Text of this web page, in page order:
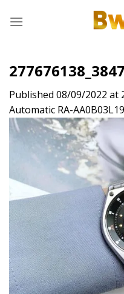
Published 08/09/2022 at
Automatic RA-